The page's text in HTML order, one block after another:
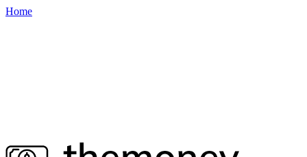
Home